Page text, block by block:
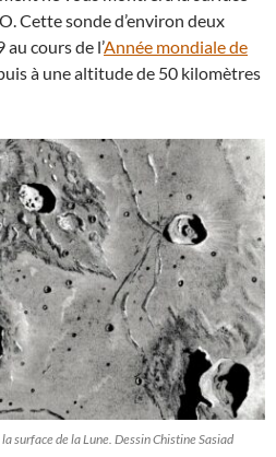
Cette sonde d’environ deux
cours de l’Année mondiale de
à une altitude de 50 kilomètres
surface de la Lune. Dessin Chistine Sasiad